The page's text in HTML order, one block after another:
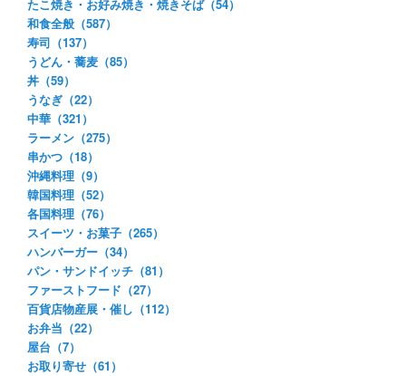
たこ焼き・お好み焼き・焼きそば（54）
和食全般（587）
寿司（137）
うどん・蕎麦（85）
丼（59）
うなぎ（22）
中華（321）
ラーメン（275）
串かつ（18）
沖縄料理（9）
韓国料理（52）
各国料理（76）
スイーツ・お菓子（265）
ハンバーガー（34）
パン・サンドイッチ（81）
ファーストフード（27）
百貨店物産展・催し（112）
お弁当（22）
屋台（7）
お取り寄せ（61）